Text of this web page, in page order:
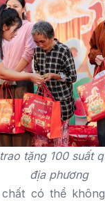
tặng 100 suất
địa phương
có thể